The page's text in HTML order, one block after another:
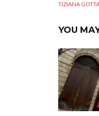
TIZIANA
YOU